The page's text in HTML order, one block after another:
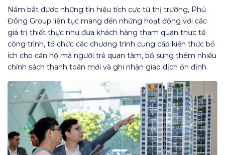
Nắm bắt được những tín hiệu tích cực từ thị trường, Phú
Đông Group liên tục mang đến những hoạt động với các
giá trị thiết thực như đưa khách hàng tham quan thực tế
công trình, tổ chức các chương trình cung cấp kiến thức bổ
ích cho căn hộ mà người trẻ quan tâm, bổ sung thêm nhiều
chính sách thanh toán mới và ghi nhận giao dịch ổn định.